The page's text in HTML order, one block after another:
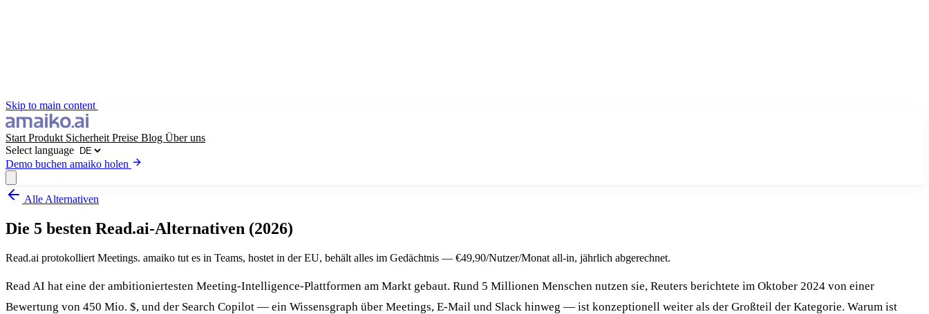
Skip to main content
Start Produkt Sicherheit Preise Blog Über uns
Select language
Demo buchen amaiko holen
amaiko holen Demo buchen
Select language
Alle Alternativen
Die 5 besten Read.ai-Alternativen (2026)
Read.ai protokolliert Meetings. amaiko tut es in Teams, hostet in der EU, behält alles im Gedächtnis — €49,90/Nutzer/Monat all-in, jährlich abgerechnet.
Read AI hat eine der ambitioniertesten Meeting-Intelligence-Plattformen am Markt gebaut. Rund 5 Millionen Menschen nutzen sie, Reuters berichtete im Oktober 2024 von einer
Bewertung von 450 Mio. $, und der Search Copilot — ein Wissensgraph über Meetings, E-Mail und Slack hinweg — ist konzeptionell weiter als der Großteil der Kategorie. Warum ist